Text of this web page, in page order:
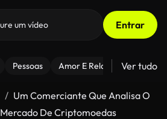
Entrar
Pessoas Amor E Relacionamentos
Ver tudo
Um Comerciante Que Analisa O
Mercado De Criptomoedas